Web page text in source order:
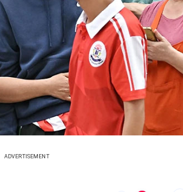
ADVERTISEMENT